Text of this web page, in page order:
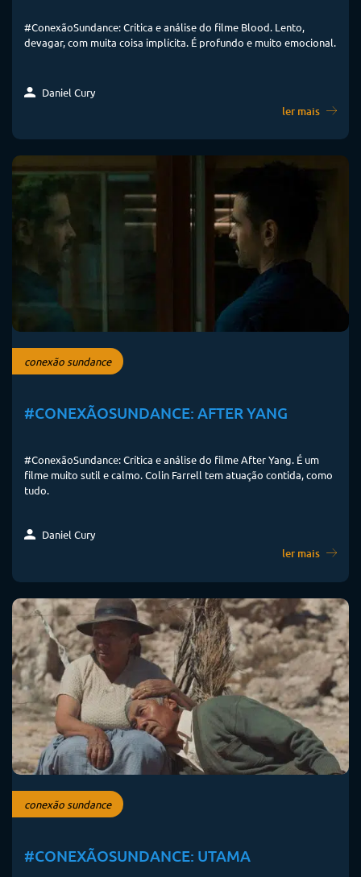
#ConexãoSundance: Crítica e análise do filme Blood. Lento,
devagar, com muita coisa implícita. É profundo e muito emocional.
Daniel Cury
ler mais
conexão sundance
#CONEXÃOSUNDANCE: AFTER YANG
#ConexãoSundance: Crítica e análise do filme After Yang. É um
filme muito sutil e calmo. Colin Farrell tem atuação contida, como
tudo.
Daniel Cury
ler mais
conexão sundance
#CONEXÃOSUNDANCE: UTAMA